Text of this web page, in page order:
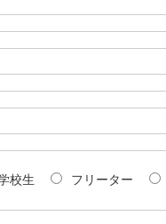
校生 フリーター